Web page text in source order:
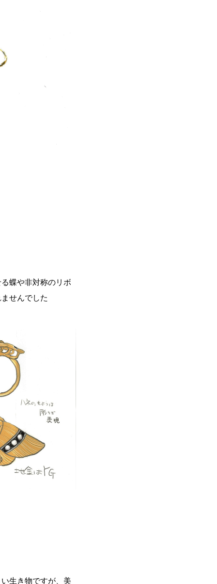
蝶や非対称のリボ
せんでした
生き物ですが、美